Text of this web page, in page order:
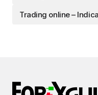
Trading online –